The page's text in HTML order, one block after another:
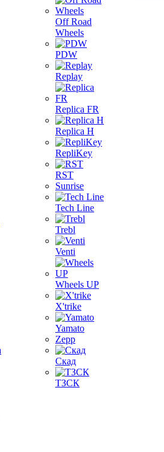
Off Road
Wheels
PDW
Replay
Replica FR
Replica H
RepliKey
RST
Sunrise
Tech Line
Trebl
Venti
Wheels UP
X'trike
Yamato
Zepp
Скад
ТЗСК